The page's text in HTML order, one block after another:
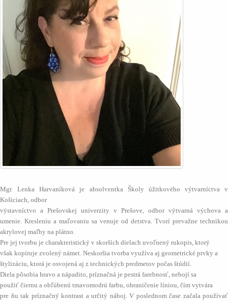
Mgr. Lenka Harvaníková je absolventka Školy úžitkového výtvarníctva v
Košiciach, odbor
výstavníctvo a Prešovskej univerzity v Prešove, odbor výtvarná výchova a
umenie. Kresleniu a maľovaniu sa venuje od detstva. Tvorí prevažne technikou
akrylovej maľby na plátno.
Pre jej tvorbu je charakteristický v skorších dielach uvoľnený rukopis, ktorý
však kopíruje zvolený námet. Neskoršia tvorba využíva aj geometrické prvky a
štylizáciu, ktorá je osvojená aj z technických predmetov počas štúdií.
Diela pôsobia hravo a nápadito, príznačná je pestrá farebnosť, nebojí sa
použiť čiernu a obľúbenú tmavomodrú farbu, ohraničenie líniou, čím vytvára
pre ňu tak príznačný kontrast a určitý náboj. V poslednom čase začala používať